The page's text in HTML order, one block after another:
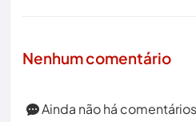
Nenhum comentário
Ainda não há